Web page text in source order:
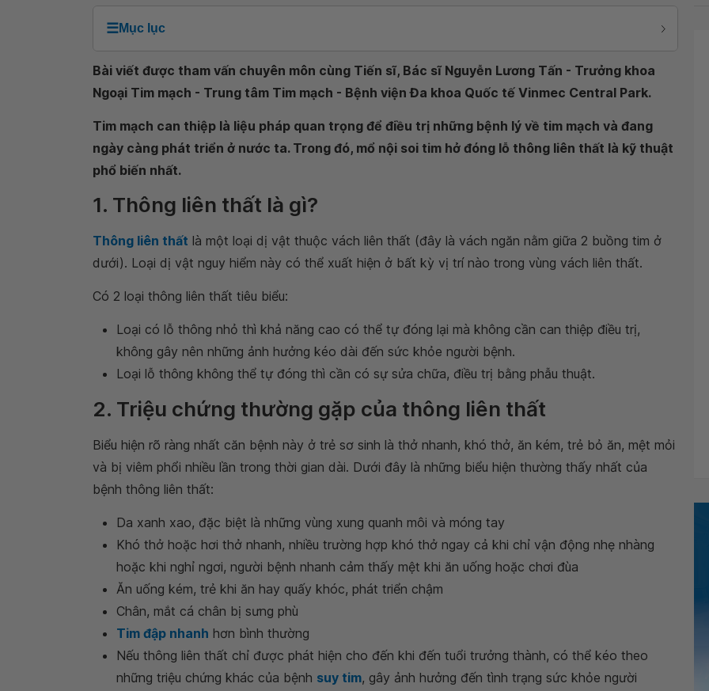
☰Mục lục
Bài viết được tham vấn chuyên môn cùng Tiến sĩ, Bác sĩ Nguyễn Lương Tấn - Trưởng khoa
Ngoại Tim mạch - Trung tâm Tim mạch - Bệnh viện Đa khoa Quốc tế Vinmec Central Park.
Tim mạch can thiệp là liệu pháp quan trọng để điều trị những bệnh lý về tim mạch và đang
ngày càng phát triển ở nước ta. Trong đó, mổ nội soi tim hở đóng lỗ thông liên thất là kỹ thuật
phổ biến nhất.
1. Thông liên thất là gì?
Thông liên thất là một loại dị vật thuộc vách liên thất (đây là vách ngăn nằm giữa 2 buồng tim ở
dưới). Loại dị vật nguy hiểm này có thể xuất hiện ở bất kỳ vị trí nào trong vùng vách liên thất.
Có 2 loại thông liên thất tiêu biểu:
Loại có lỗ thông nhỏ thì khả năng cao có thể tự đóng lại mà không cần can thiệp điều trị,
không gây nên những ảnh hưởng kéo dài đến sức khỏe người bệnh.
Loại lỗ thông không thể tự đóng thì cần có sự sửa chữa, điều trị bằng phẫu thuật.
2. Triệu chứng thường gặp của thông liên thất
Biểu hiện rõ ràng nhất căn bệnh này ở trẻ sơ sinh là thở nhanh, khó thở, ăn kém, trẻ bỏ ăn, mệt mỏi
và bị viêm phổi nhiều lần trong thời gian dài. Dưới đây là những biểu hiện thường thấy nhất của
bệnh thông liên thất:
Da xanh xao, đặc biệt là những vùng xung quanh môi và móng tay
Khó thở hoặc hơi thở nhanh, nhiều trường hợp khó thở ngay cả khi chỉ vận động nhẹ nhàng
hoặc khi nghỉ ngơi, người bệnh nhanh cảm thấy mệt khi ăn uống hoặc chơi đùa
Ăn uống kém, trẻ khi ăn hay quấy khóc, phát triển chậm
Chân, mắt cá chân bị sưng phù
Tim đập nhanh hơn bình thường
Nếu thông liên thất chỉ được phát hiện cho đến khi đến tuổi trưởng thành, có thể kéo theo
những triệu chứng khác của bệnh suy tim, gây ảnh hưởng đến tình trạng sức khỏe người